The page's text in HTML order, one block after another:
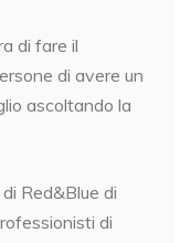
di fare il
di avere un
ascoltando la
Red&Blue di
di